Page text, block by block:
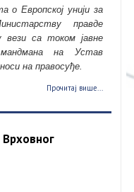
о Европској унији за
правде
са током јавне
на Устав
на правосуђе.
Прочитај више...